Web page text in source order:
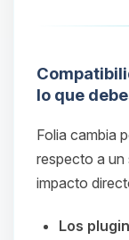
lo que
Folia cambia
respecto a un
impacto
Los